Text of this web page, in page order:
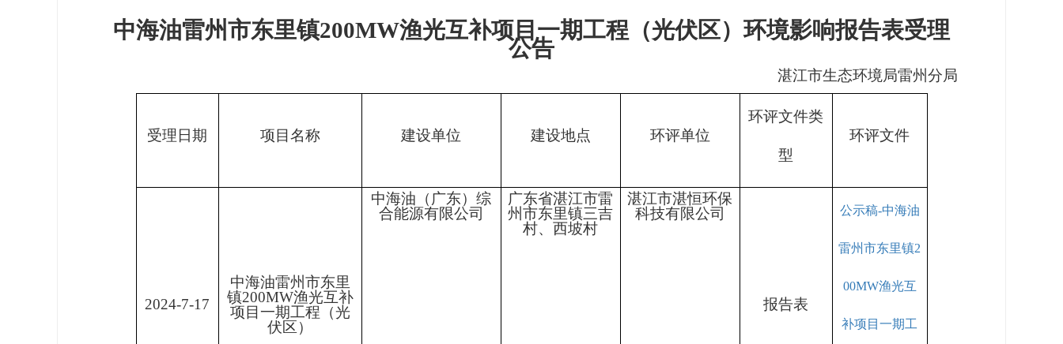
中海油雷州市东里镇200MW渔光互补项目一期工程（光伏区）环境影响报告表受理
公告
湛江市生态环境局雷州分局
受理日期 项目名称 建设单位 建设地点 环评单位
环评文件类
型
环评文件
2024-7-17
中海油雷州市东里
镇200MW渔光互补
项目一期工程（光
伏区）
中海油（广东）综
合能源有限公司
广东省湛江市雷
州市东里镇三吉
村、西坡村
湛江市湛恒环保
科技有限公司
报告表
公示稿-中海油
雷州市东里镇2
00MW渔光互
补项目一期工